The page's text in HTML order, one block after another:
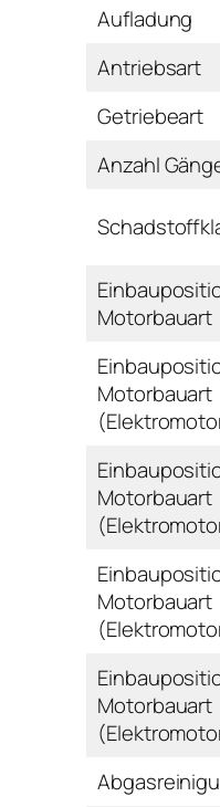
Aufladung
Antriebsart
Getriebeart
Anzahl
Motorbauart
Motorbauart
Motorbauart
Motorbauart
Motorbauart